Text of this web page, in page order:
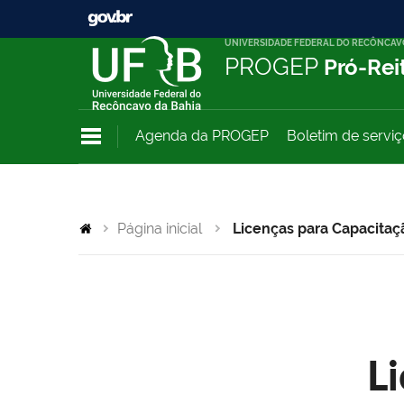
UNIVERSIDADE FEDERAL DO
PROGEP Pró-
Agenda da PROGEP Boletim de
Página inicial Licenças para